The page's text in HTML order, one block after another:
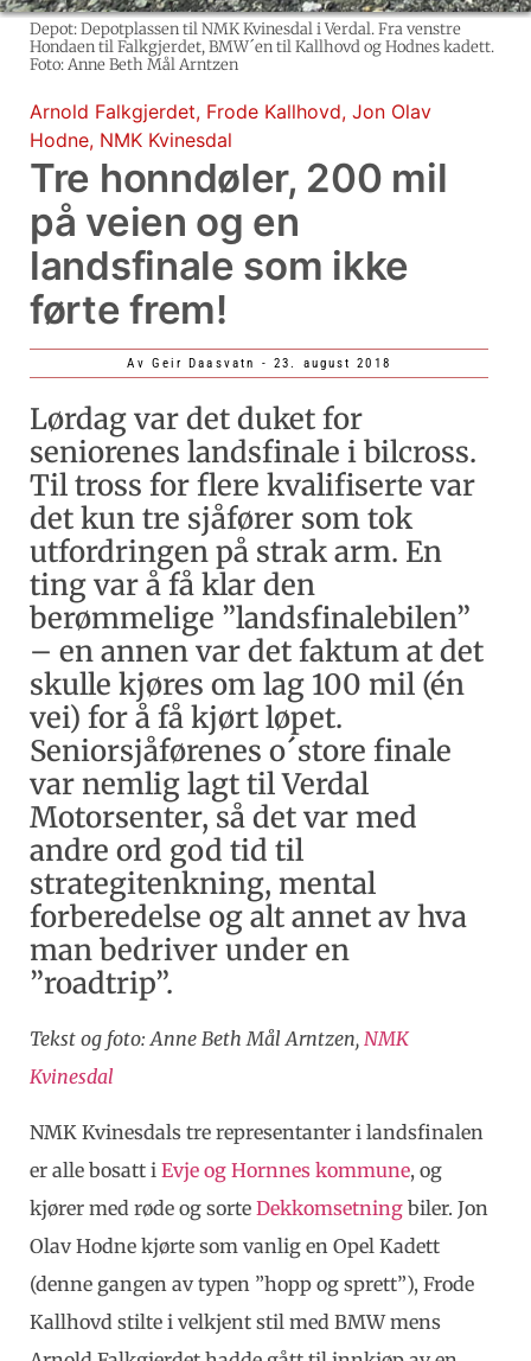
Depot: Depotplassen til NMK Kvinesdal i Verdal. Fra venstre
Hondaen til Falkgjerdet, BMW´en til Kallhovd og Hodnes kadett.
Foto: Anne Beth Mål Arntzen
Arnold Falkgjerdet, Frode Kallhovd, Jon Olav
Hodne, NMK Kvinesdal
Tre honndøler, 200 mil
på veien og en
landsfinale som ikke
førte frem!
Av Geir Daasvatn -23. august 2018
Lørdag var det duket for
seniorenes landsfinale i bilcross.
Til tross for flere kvalifiserte var
det kun tre sjåfører som tok
utfordringen på strak arm. En
ting var å få klar den
berømmelige ”landsfinalebilen”
– en annen var det faktum at det
skulle kjøres om lag 100 mil (én
vei) for å få kjørt løpet.
Seniorsjåførenes o´store finale
var nemlig lagt til Verdal
Motorsenter, så det var med
andre ord god tid til
strategitenkning, mental
forberedelse og alt annet av hva
man bedriver under en
”roadtrip”.
Tekst og foto: Anne Beth Mål Arntzen, NMK
Kvinesdal
NMK Kvinesdals tre representanter i landsfinalen
er alle bosatt i Evje og Hornnes kommune, og
kjører med røde og sorte Dekkomsetning biler. Jon
Olav Hodne kjørte som vanlig en Opel Kadett
(denne gangen av typen ”hopp og sprett”), Frode
Kallhovd stilte i velkjent stil med BMW mens